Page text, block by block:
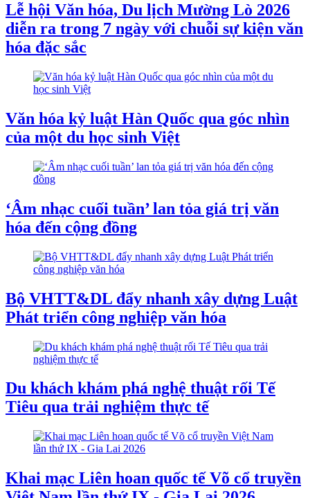
Lễ hội Văn hóa, Du lịch Mường Lò 2026
diễn ra trong 7 ngày với chuỗi sự kiện văn
hóa đặc sắc
Văn hóa kỷ luật Hàn Quốc qua góc nhìn
của một du học sinh Việt
‘Âm nhạc cuối tuần’ lan tỏa giá trị văn
hóa đến cộng đồng
Bộ VHTT&DL đẩy nhanh xây dựng Luật
Phát triển công nghiệp văn hóa
Du khách khám phá nghệ thuật rối Tế
Tiêu qua trải nghiệm thực tế
Khai mạc Liên hoan quốc tế Võ cổ truyền